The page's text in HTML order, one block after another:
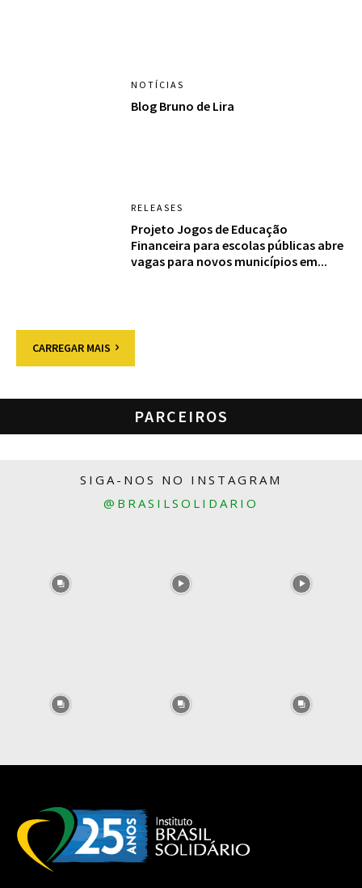
NOTÍCIAS
Blog Bruno de Lira
RELEASES
Projeto Jogos de Educação
Financeira para escolas públicas abre
vagas para novos municípios em...
CARREGAR MAIS
PARCEIROS
SIGA-NOS NO INSTAGRAM
@BRASILSOLIDARIO